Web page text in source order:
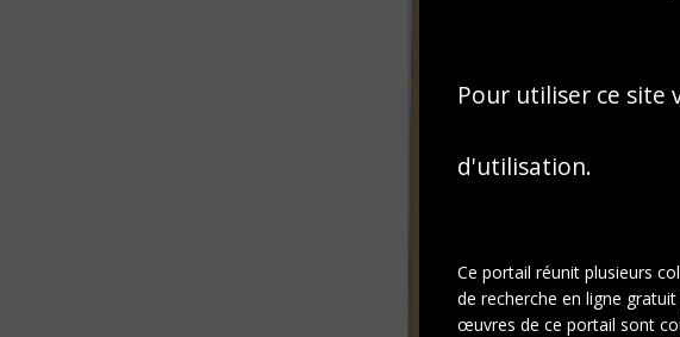
Pour utiliser ce site
d'utilisation.
Ce portail réunit plusieurs
de recherche en ligne
œuvres de ce portail sont